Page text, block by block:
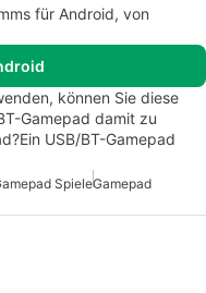
für Android, von
können Sie diese
Gamepad damit zu
USB/BT-Gamepad
SpieleGamepad